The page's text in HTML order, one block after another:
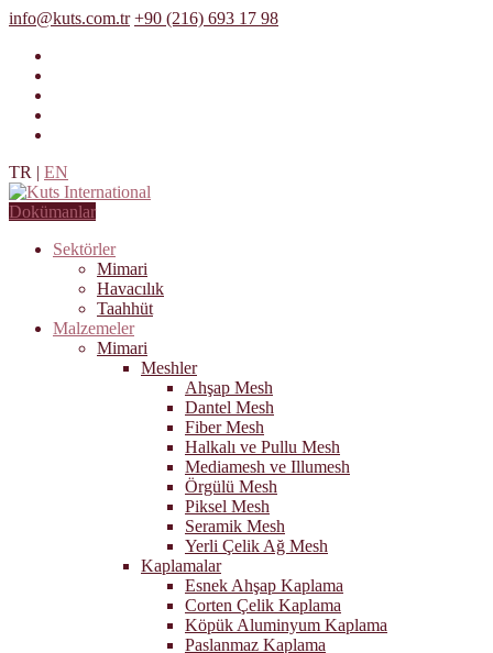
info@kuts.com.tr +90 (216) 693 17 98
TR | EN
Dokümanlar
Sektörler
Mimari
Havacılık
Taahhüt
Malzemeler
Mimari
Meshler
Ahşap Mesh
Dantel Mesh
Fiber Mesh
Halkalı ve Pullu Mesh
Mediamesh ve Illumesh
Örgülü Mesh
Piksel Mesh
Seramik Mesh
Yerli Çelik Ağ Mesh
Kaplamalar
Esnek Ahşap Kaplama
Corten Çelik Kaplama
Köpük Aluminyum Kaplama
Paslanmaz Kaplama